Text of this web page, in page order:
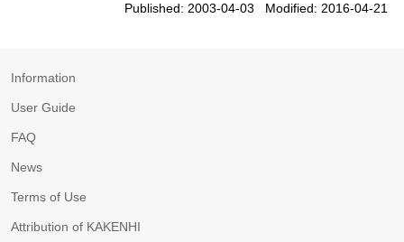
Published: 2003-04-03 Modified: 2016-04-21
Information
User Guide
FAQ
News
Terms of Use
Attribution of KAKENHI